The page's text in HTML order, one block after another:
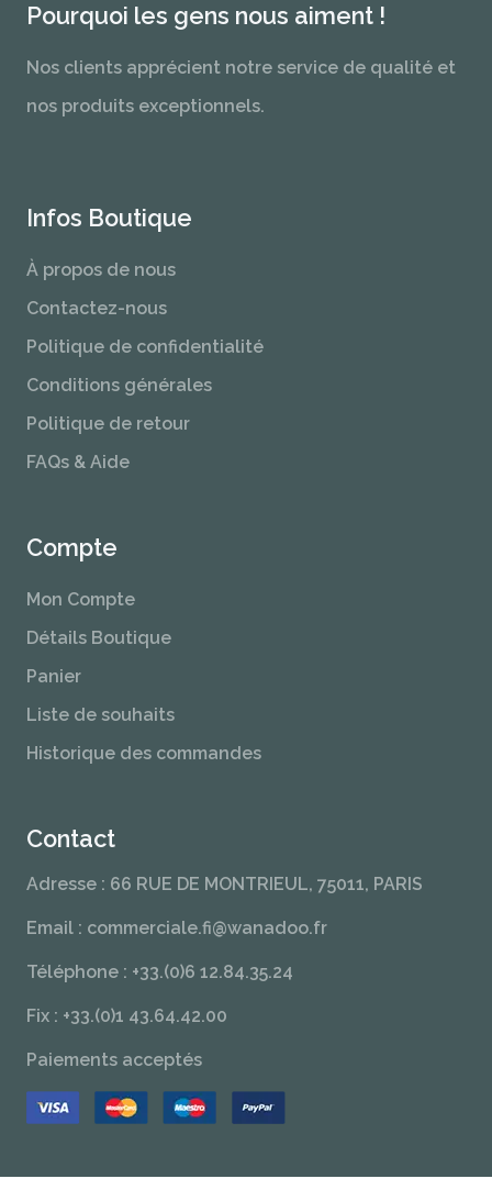
Pourquoi les gens nous aiment !
Nos clients apprécient notre service de qualité et
nos produits exceptionnels.
Infos Boutique
À propos de nous
Contactez-nous
Politique de confidentialité
Conditions générales
Politique de retour
FAQs & Aide
Compte
Mon Compte
Détails Boutique
Panier
Liste de souhaits
Historique des commandes
Contact
Adresse : 66 RUE DE MONTRIEUL, 75011, PARIS
Email : commerciale.fi@wanadoo.fr
Téléphone : +33.(0)6 12.84.35.24
Fix : +33.(0)1 43.64.42.00
Paiements acceptés